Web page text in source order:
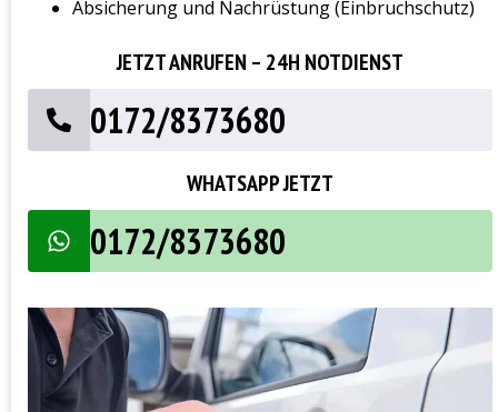
Absicherung und Nachrüstung (Einbruchschutz)
JETZT ANRUFEN – 24H NOTDIENST
0172/8373680
WHATSAPP JETZT
0172/8373680